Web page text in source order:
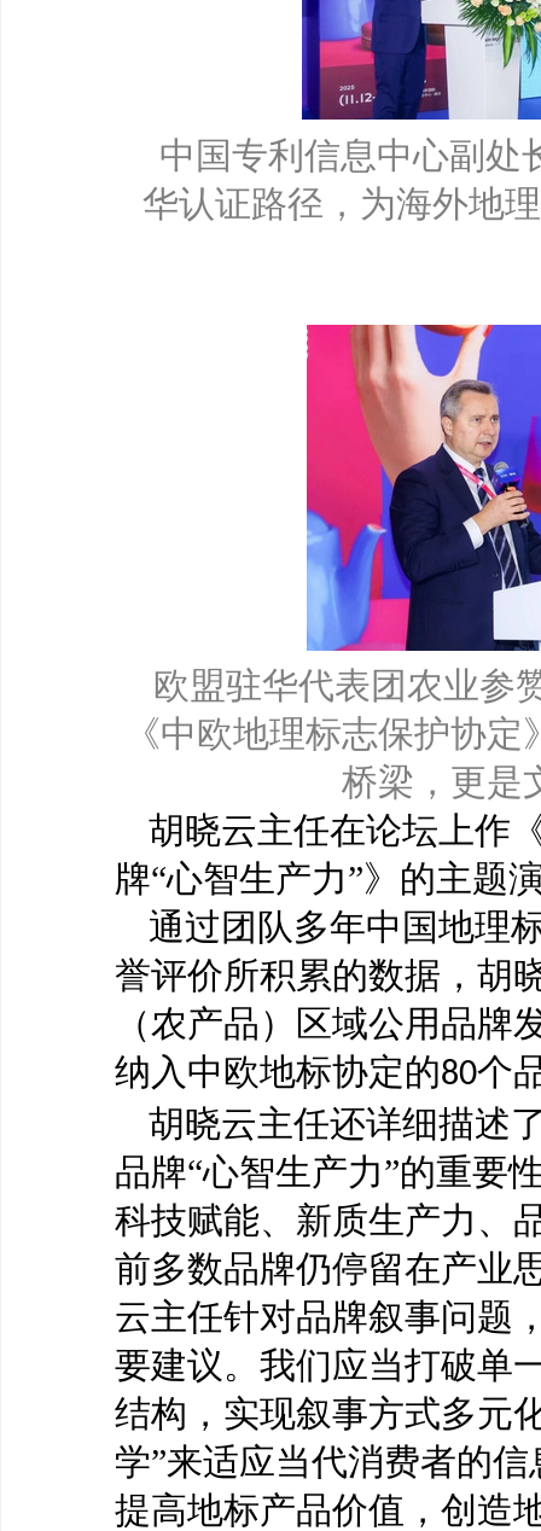
中国专利信息中心副处
华认证路径，为海外地
欧盟驻华代表团农业参
《中欧地理标志保护协定
桥梁，更是
胡晓云主任在论坛上作
牌“心智生产力”》的主题
通过团队多年中国地理
誉评价所积累的数据，胡
（农产品）区域公用品牌
纳入中欧地标协定的80个
胡晓云主任还详细描述
品牌“心智生产力”的重要
科技赋能、新质生产力、
前多数品牌仍停留在产业
云主任针对品牌叙事问题
要建议。我们应当打破单
结构，实现叙事方式多元
学”来适应当代消费者的
提高地标产品价值，创造